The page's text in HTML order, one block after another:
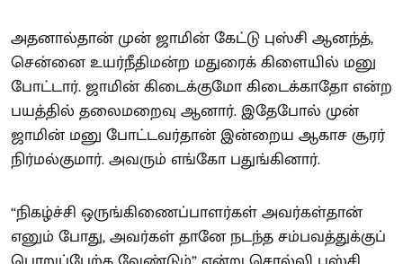
அதனால்தான் முன் ஜாமின் கேட்டு புஸ்சி ஆனந்த்,
சென்னை உயர்நீதிமன்ற மதுரைக் கிளையில் மனு
போட்டார். ஜாமின் கிடைக்குமோ கிடைக்காதோ என்ற
பயத்தில் தலைமறைவு ஆனார். இதேபோல் முன்
ஜாமின் மனு போட்டவர்தான் இன்றைய ஆகாச சூரர்
நிர்மல்குமார். அவரும் எங்கோ பதுங்கினார்.
“நிகழ்ச்சி ஒருங்கிணைப்பாளர்கள் அவர்கள்தான்
எனும் போது, அவர்கள் தானே நடந்த சம்பவத்துக்குப்